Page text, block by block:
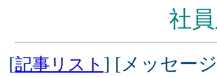
社
[記事リスト ] [メッセー